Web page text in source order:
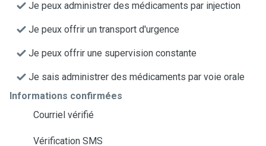
Je peux administrer des médicaments par injection
Je peux offrir un transport d'urgence
Je peux offrir une supervision constante
Je sais administrer des médicaments par voie orale
Informations confirmées
Courriel vérifié
Vérification SMS